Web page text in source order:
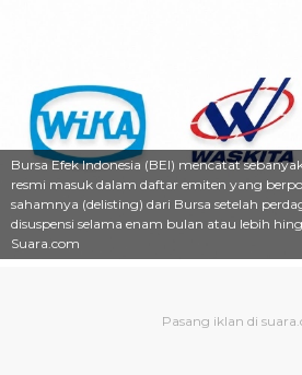
Bursa Efek Indonesia (BEI) mencatat
resmi masuk dalam daftar emiten yang
sahamnya (delisting) dari Bursa setelah
disuspensi selama enam bulan atau lebih
Suara.com